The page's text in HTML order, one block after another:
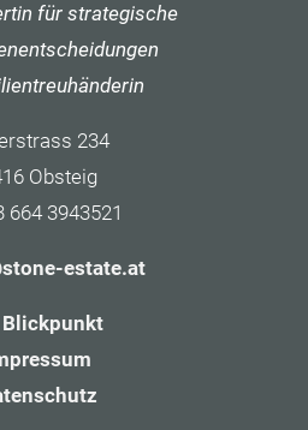
für strategische
234
Obsteig
664 3943521
estate.at
Blickpunkt